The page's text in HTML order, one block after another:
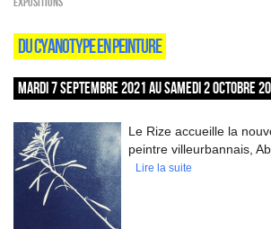
DU CYANOTYPE EN PEINTURE
MARDI 7 SEPTEMBRE 2021 AU SAMEDI 2 OCTOBRE
Le Rize accueille la
peintre villeurbannais,
Lire la suite